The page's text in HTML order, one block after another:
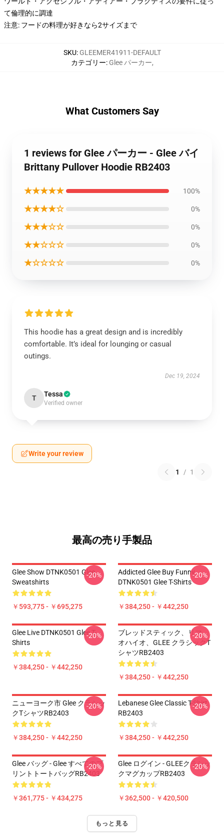
て倫理的に調達
注意: フードの料理が好きなら2サイズまで
SKU: GLEEMER41911-DEFAULT
カテゴリー: Glee パーカー,
What Customers Say
1 reviews for Glee パーカー - Glee バイ
Brittany Pullover Hoodie RB2403
★★★★★ 100%
★★★★☆ 0%
★★★☆☆ 0%
★★☆☆☆ 0%
★☆☆☆☆ 0%
This hoodie has a great design and is incredibly
comfortable. It’s ideal for lounging or casual
outings.
Dec 19, 2024
T Tessa
Verified owner
Write your review
1 / 1
最高の売り手製品
Glee Show DTNK0501 Glee
Sweatshirts
￥593,775 - ￥695,275
-20%
Addicted Glee Buy Funny
DTNK0501 Glee T-Shirts
￥384,250 - ￥442,250
-20%
Glee Live DTNK0501 Glee T-
Shirts
￥384,250 - ￥442,250
-20%
ブレッドスティック、リマ、
オハイオ、GLEE クラシックT
シャツRB2403
￥384,250 - ￥442,250
-20%
ニューヨーク市 Glee クラシッ
クTシャツRB2403
￥384,250 - ￥442,250
-20%
Lebanese Glee Classic T-Shirt
RB2403
￥384,250 - ￥442,250
-20%
Glee バッグ - Glee すべてのプ
リントトートバッグRB2403
￥361,775 - ￥434,275
-20%
Glee ログイン - GLEEクラシッ
クマグカップRB2403
￥362,500 - ￥420,500
-20%
もっと見る